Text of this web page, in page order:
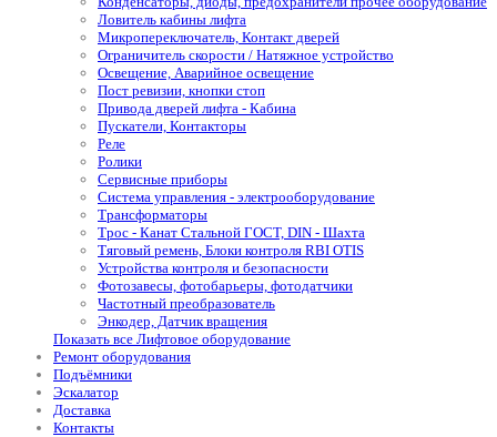
Ловитель кабины лифта
Микропереключатель, Контакт дверей
Ограничитель скорости / Натяжное устройство
Освещение, Аварийное освещение
Пост ревизии, кнопки стоп
Привода дверей лифта - Кабина
Пускатели, Контакторы
Реле
Ролики
Сервисные приборы
Система управления - электрооборудование
Трансформаторы
Трос - Канат Стальной ГОСТ, DIN - Шахта
Тяговый ремень, Блоки контроля RBI OTIS
Устройства контроля и безопасности
Фотозавесы, фотобарьеры, фотодатчики
Частотный преобразователь
Энкодер, Датчик вращения
Показать все Лифтовое оборудование
Ремонт оборудования
Подъёмники
Эскалатор
Доставка
Контакты